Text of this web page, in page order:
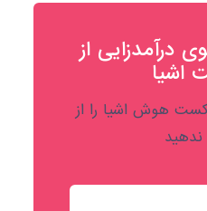
درآمدزایی از
اشیا
هوش اشیا را از